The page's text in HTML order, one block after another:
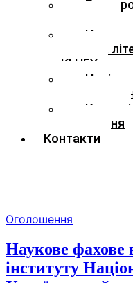
наукова
КІ НГУ
Нові
Корисні
посилання
Контакти
Skip
the
content
Оголошення
Наукове фахове
інституту